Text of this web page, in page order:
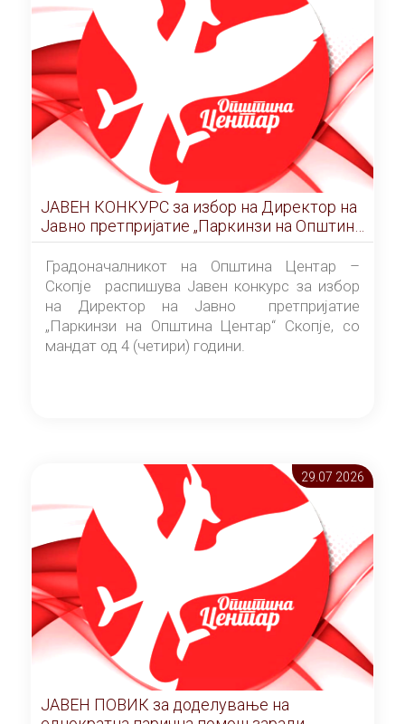
Договорот за закуп со најповолниот
понудувач.
ЈАВЕН КОНКУРС за избор на Директор на
Јавно претпријатие „Паркинзи на Општина
Центар“ – Скопје
Градоначалникот на Општина Центар –
Скопје распишува Јавен конкурс за избор
на Директор на Јавно претпријатие
„Паркинзи на Општина Центар“ Скопје, со
мандат од 4 (четири) години.
29.07 2026
ЈАВЕН ПОВИК за доделување на